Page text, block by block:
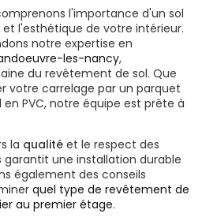
l'importance d'un sol
l'esthétique de votre intérieur.
notre expertise en
les-nancy,
du revêtement de sol. Que
votre carrelage par un parquet
PVC, notre équipe est prête à
la qualité et le respect des
garantit une installation durable
également des conseils
quel type de revêtement de
au premier étage.